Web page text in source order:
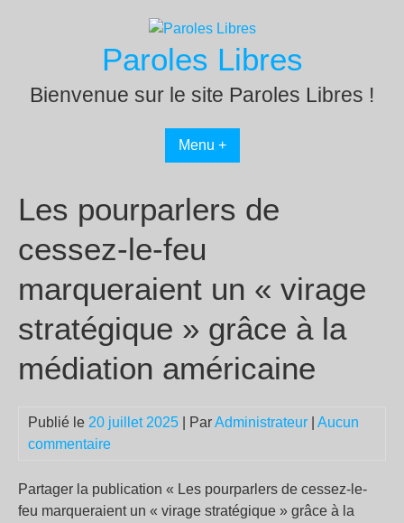
Paroles Libres
Bienvenue sur le site Paroles Libres !
Menu +
Les pourparlers de
cessez-le-feu
marqueraient un « virage
stratégique » grâce à la
médiation américaine
Publié le 20 juillet 2025 | ParAdministrateur
Aucun
commentaire
Partager la publication « Les pourparlers de cessez-le-
feu marqueraient un « virage stratégique » grâce à la